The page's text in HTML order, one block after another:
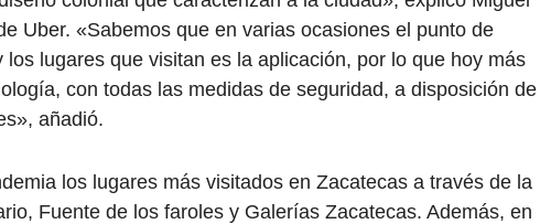
Uber. «Sabemos que en varias ocasiones el punto de
lugares que visitan es la aplicación, por lo que hoy más
con todas las medidas de seguridad, a disposición de
añadió.
los lugares más visitados en Zacatecas a través de la
Fuente de los faroles y Galerías Zacatecas. Además, en